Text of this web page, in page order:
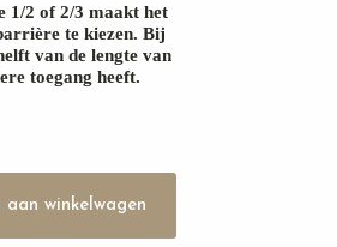
1/2 of 2/3 maakt het
te kiezen. Bij
van de lengte van
toegang heeft.
aan winkelwagen